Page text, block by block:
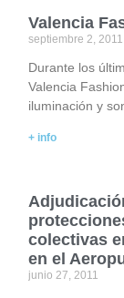
Valencia
septiembre 2, 2011
Durante los
Valencia
iluminación y
+ info
colectivas
en el
junio 27, 2011